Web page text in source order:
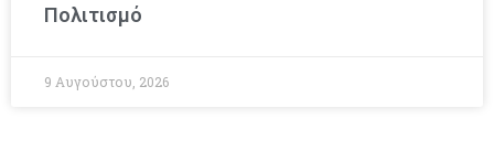
Πολιτισμό
9 Αυγούστου, 2026